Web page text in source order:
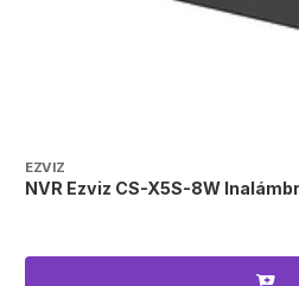
EZVIZ
NVR Ezviz CS-X5S-8W